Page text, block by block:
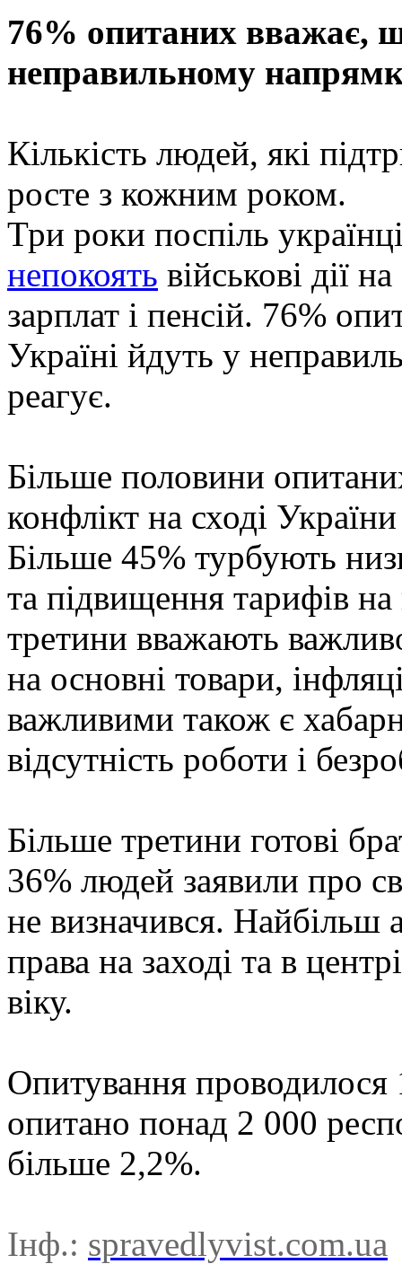
76% опитаних вважає,
неправильному
Кількість людей, які
росте з кожним роком.
Три роки поспіль
непокоять військові дії
зарплат і пенсій. 76%
Україні йдуть у
реагує.
Більше половини
конфлікт на сході
Більше 45% турбують
та підвищення тарифів
третини вважають
на основні товари,
важливими також є
відсутність роботи і
Більше третини готові
36% людей заявили про
не визначився. Найбільш
права на заході та в
віку.
Опитування проводилося
опитано понад 2 000
більше 2,2%.
Інф.: spravedlyvist.com.ua